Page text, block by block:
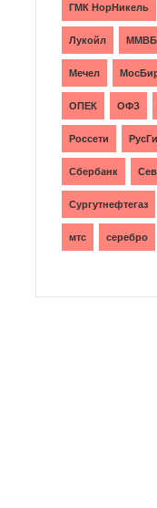
ГМК НорНикель
Лукойл ММВБ
Мечел
ОПЕК ОФЗ
Россети
Сбербанк
Сургутнефтегаз
мтс серебро